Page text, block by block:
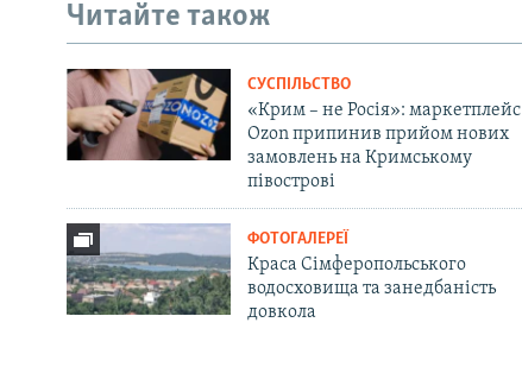
Читайте також
СУСПІЛЬСТВО
«Крим – не Росія»: маркетплейс
Ozon припинив прийом нових
замовлень на Кримському
півострові
ФОТОГАЛЕРЕЇ
Краса Сімферопольського
водосховища та занедбаність
довкола